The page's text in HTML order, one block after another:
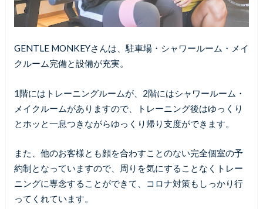
GENTLE MONKEYさんは、駐車場・シャワールーム・メイ
クルーム完備と設備が充実。
1階にはトレーニングルームが、2階にはシャワールーム・
メイクルームがありますので、トレーニング後はゆっくり
とホッと一息つきながらゆっくり帰り支度ができます。
また、他のお客様とも顔を合わすことのない完全個室の予
約制となっていますので、周りを気にすることなくトレー
ニングに専念することができて、コロナ対策もしっかり行
ってくれています。